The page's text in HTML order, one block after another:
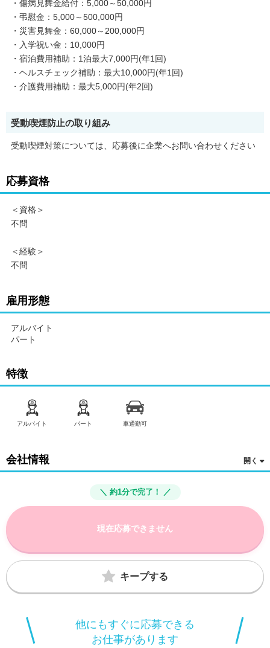
・傷病見舞金給付：5,000～50,000円
・弔慰金：5,000～500,000円
・災害見舞金：60,000～200,000円
・入学祝い金：10,000円
・宿泊費用補助：1泊最大7,000円(年1回)
・ヘルスチェック補助：最大10,000円(年1回)
・介護費用補助：最大5,000円(年2回)
受動喫煙防止の取り組み
受動喫煙対策については、応募後に企業へお問い合わせください
応募資格
＜資格＞
不問
＜経験＞
不問
雇用形態
アルバイト
パート
特徴
アルバイト パート 車通勤可
会社情報
＼ 約1分で完了！ ／
現在応募できません
キープする
他にもすぐに応募できる
お仕事があります